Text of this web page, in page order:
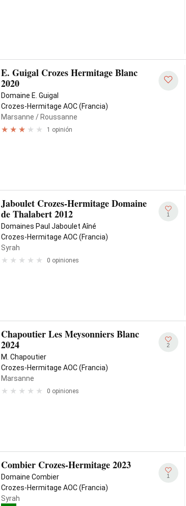
E. Guigal Crozes Hermitage Blanc
2020
Domaine E. Guigal
Crozes-Hermitage AOC (Francia)
Marsanne / Roussanne
1 opinión
Jaboulet Crozes-Hermitage Domaine
de Thalabert 2012
Domaines Paul Jaboulet Aîné
Crozes-Hermitage AOC (Francia)
Syrah
0 opiniones
1
Chapoutier Les Meysonniers Blanc
2024
M. Chapoutier
Crozes-Hermitage AOC (Francia)
Marsanne
0 opiniones
2
Combier Crozes-Hermitage 2023
Domaine Combier
Crozes-Hermitage AOC (Francia)
Syrah
1